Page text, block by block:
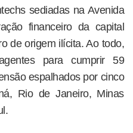
sediadas na Avenida
financeiro da capital
de origem ilícita. Ao todo,
para cumprir 59
espalhados por cinco
Rio de Janeiro, Minas